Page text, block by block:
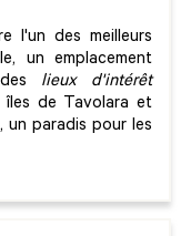
l'un des meilleurs
un emplacement
lieux d'intérêt
îles de Tavolara et
un paradis pour les